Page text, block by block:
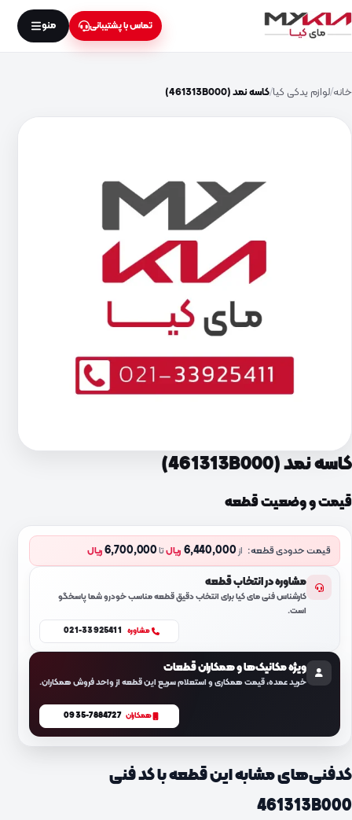
تماس با پشتیبانی منو
خانه لوازم یدکی کیا کاسه نمد (461313B000)
کاسه نمد (461313B000)
قیمت و وضعیت قطعه
قیمت حدودی قطعه: از6,440,000 ریالتا6,700,000 ریال
مشاوره در انتخاب قطعه
کارشناس فنی مای کیا برای انتخاب دقیق قطعه مناسب خودرو شما پاسخگو
است.
مشاوره 021-33925411
ویژه مکانیک‌ها و همکاران قطعات
خرید عمده، قیمت همکاری و استعلام سریع این قطعه از واحد فروش همکاران.
همکاران 0935-7884727
کدفنی‌های مشابه این قطعه با کد فنی
461313B000